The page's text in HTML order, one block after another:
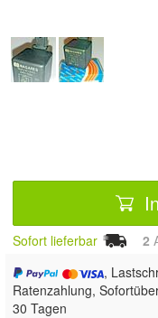
Sofort lieferbar 2
,
Ratenzahlung,
30 Tagen